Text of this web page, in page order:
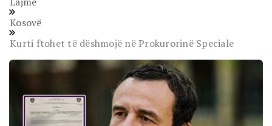
Kosovë
Kurti ftohet të dëshmojë në Prokurorinë Speciale